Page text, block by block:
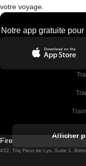
votre voyage.
Notre app gratuite
Afficher
Firebird GT Limited (OC
432, Triq Fleur de Lys, Suite 1,